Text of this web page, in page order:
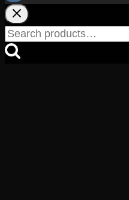
Search
for: